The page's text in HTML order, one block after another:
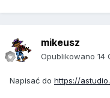
mikeusz
Opublikowano 14
Napisać do https://